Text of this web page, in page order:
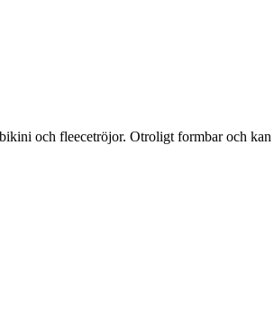
och fleecetröjor. Otroligt formbar och